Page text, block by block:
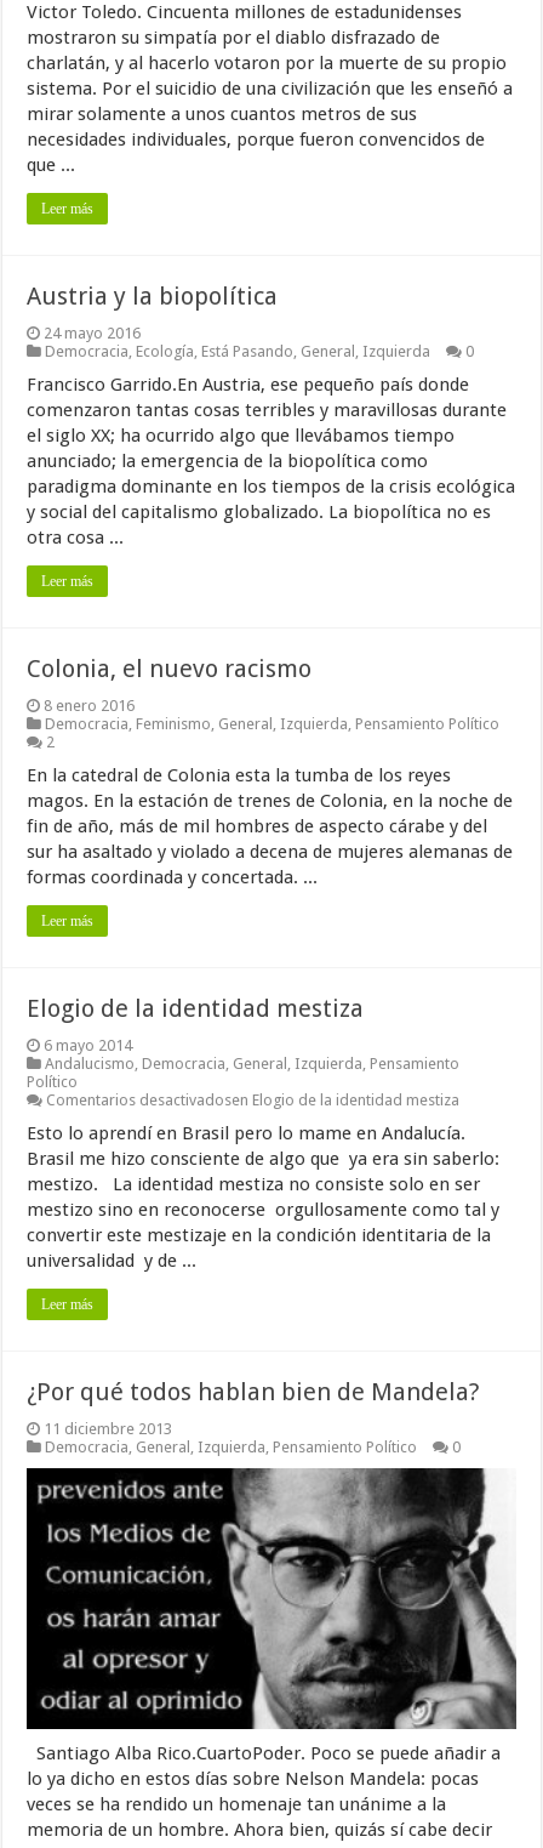
Victor Toledo. Cincuenta millones de estadunidenses
mostraron su simpatía por el diablo disfrazado de
charlatán, y al hacerlo votaron por la muerte de su propio
sistema. Por el suicidio de una civilización que les enseñó a
mirar solamente a unos cuantos metros de sus
necesidades individuales, porque fueron convencidos de
que ...
Leer más
Austria y la biopolítica
24 mayo 2016
Democracia, Ecología, Está Pasando, General , Izquierda 0
Francisco Garrido.En Austria, ese pequeño país donde
comenzaron tantas cosas terribles y maravillosas durante
el siglo XX; ha ocurrido algo que llevábamos tiempo
anunciado; la emergencia de la biopolítica como
paradigma dominante en los tiempos de la crisis ecológica
y social del capitalismo globalizado. La biopolítica no es
otra cosa ...
Leer más
Colonia, el nuevo racismo
8 enero 2016
Democracia, Feminismo, General , Izquierda, Pensamiento Político
2
En la catedral de Colonia esta la tumba de los reyes
magos. En la estación de trenes de Colonia, en la noche de
fin de año, más de mil hombres de aspecto cárabe y del
sur ha asaltado y violado a decena de mujeres alemanas de
formas coordinada y concertada. ...
Leer más
Elogio de la identidad mestiza
6 mayo 2014
Andalucismo, Democracia, General , Izquierda, Pensamiento
Político
Comentarios desactivadosen Elogio de la identidad mestiza
Esto lo aprendí en Brasil pero lo mame en Andalucía.
Brasil me hizo consciente de algo que ya era sin saberlo:
mestizo. La identidad mestiza no consiste solo en ser
mestizo sino en reconocerse orgullosamente como tal y
convertir este mestizaje en la condición identitaria de la
universalidad y de ...
Leer más
¿Por qué todos hablan bien de Mandela?
11 diciembre 2013
Democracia, General , Izquierda, Pensamiento Político 0
Santiago Alba Rico.CuartoPoder. Poco se puede añadir a
lo ya dicho en estos días sobre Nelson Mandela: pocas
veces se ha rendido un homenaje tan unánime a la
memoria de un hombre. Ahora bien, quizás sí cabe decir